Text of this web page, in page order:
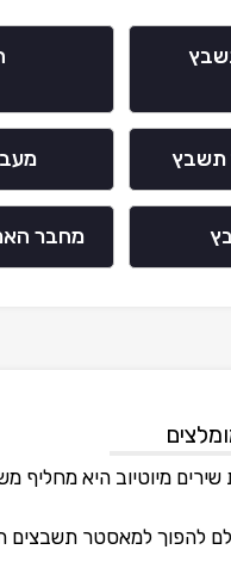
תשבץ
מחבר
מיוטיוב היא מחליף
להפוך למאסטר תשבצים